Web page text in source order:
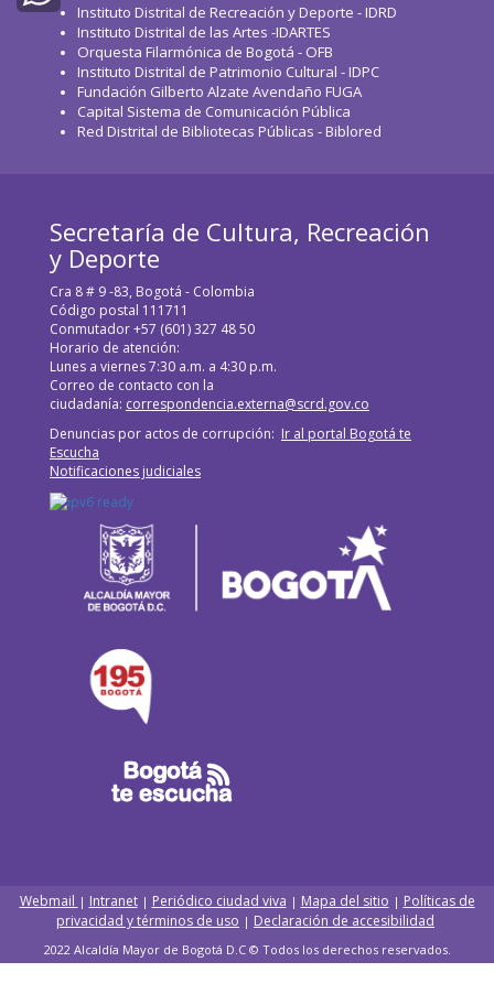
WhatsApp
Instituto Distrital de Recreación y Deporte - IDRD
Instituto Distrital de las Artes -IDARTES
Orquesta Filarmónica de Bogotá - OFB
Instituto Distrital de Patrimonio Cultural - IDPC
Fundación Gilberto Alzate Avendaño FUGA
Capital Sistema de Comunicación Pública
Red Distrital de Bibliotecas Públicas - Biblored
Secretaría de Cultura, Recreación
y Deporte
Cra 8 # 9 -83, Bogotá - Colombia
Código postal 111711
Conmutador +57 (601) 327 48 50
Horario de atención:
Lunes a viernes 7:30 a.m. a 4:30 p.m.
Correo de contacto con la
ciudadanía: correspondencia.externa@scrd.gov.co
Denuncias por actos de corrupción: Ir al portal Bogotá te
Escucha
Notificaciones judiciales
Webmail | Intranet| Periódico ciudad viva | Mapa del sitio | Políticas de
privacidad y términos de uso | Declaración de accesibilidad
2022 Alcaldía Mayor de Bogotá D.C © Todos los derechos reservados.